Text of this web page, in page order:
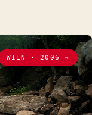
WIEN · 2006 →